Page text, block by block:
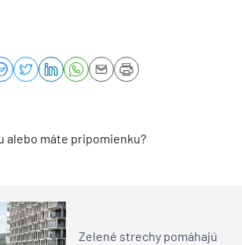
alebo máte pripomienku?
Zelené strechy pomáhajú